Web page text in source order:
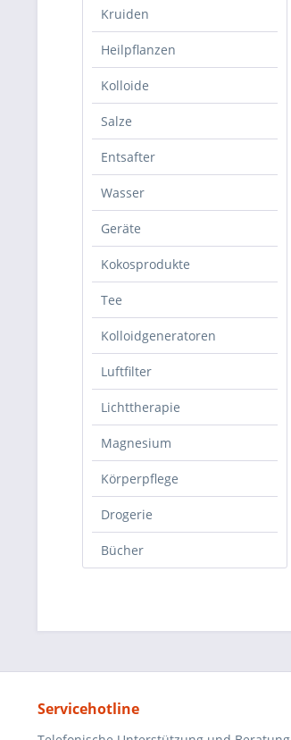
Kruiden
Heilpflanzen
Kolloide
Salze
Entsafter
Wasser
Geräte
Kokosprodukte
Tee
Kolloidgeneratoren
Luftfilter
Lichttherapie
Magnesium
Körperpflege
Drogerie
Bücher
Servicehotline